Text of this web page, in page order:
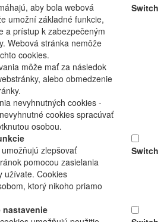
aby bola webová
umožní základné funkcie,
a prístup k zabezpečeným
Webová stránka nemôže
cookies.
môže mať za následok
alebo obmedzenie
nevyhnutných cookies -
cookies spracúvať
osobou.
Switch
zlepšovať
pomocou zasielania
užívate. Cookies
ktorý nikoho priamo
Switch
nastavenie